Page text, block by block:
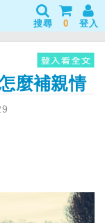
搜尋 0 登入
麼補親情